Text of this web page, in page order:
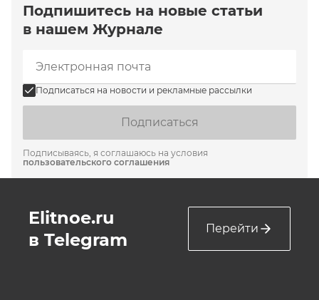
Подпишитесь на новые статьи
в нашем Журнале
Подписаться на новости и рекламные рассылки
Подписаться
Подписываясь, я соглашаюсь на условия
пользовательского соглашения
Elitnoe.ru
в Telegram
Перейти